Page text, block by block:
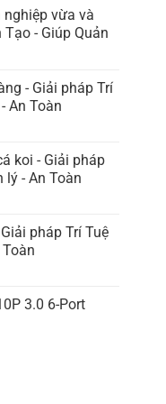
nghiệp vừa và
- Giúp Quản
- Giải pháp Trí
An Toàn
koi - Giải pháp
lý - An Toàn
pháp Trí Tuệ
3.0 6-Port